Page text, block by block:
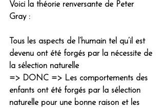
Voici la théorie renversante de Peter
Gray :
Tous les aspects de l’humain tel qu’il est
devenu ont été forgés par la nécessite de
la sélection naturelle
=> DONC => Les comportements des
enfants ont été forgés par la sélection
naturelle pour une bonne raison et les